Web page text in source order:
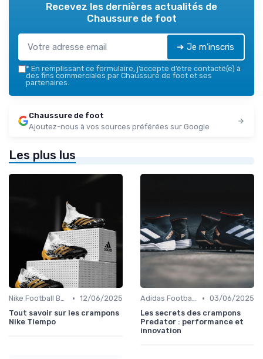
Recevez les dernières actualités de
Chaussure de foot
➔ Je m'inscris
* En remplissant ce formulaire, j’accepte d’être contacté(e) à
des fins commerciales par Chaussure de foot et ses
partenaires.
Chaussure de foot
Ajoutez-nous à vos sources préférées sur Google
Les plus lus
Nike Football Boots • 12/06/2025
Tout savoir sur les crampons
Nike Tiempo
Adidas Football Boots • 03/06/2025
Les secrets des crampons
Predator : performance et
innovation